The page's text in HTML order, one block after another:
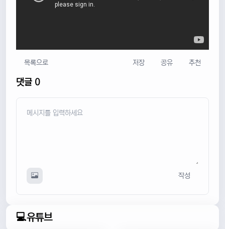
목록으로 저장 공유 추천
댓글 0
작성
💻유튜브